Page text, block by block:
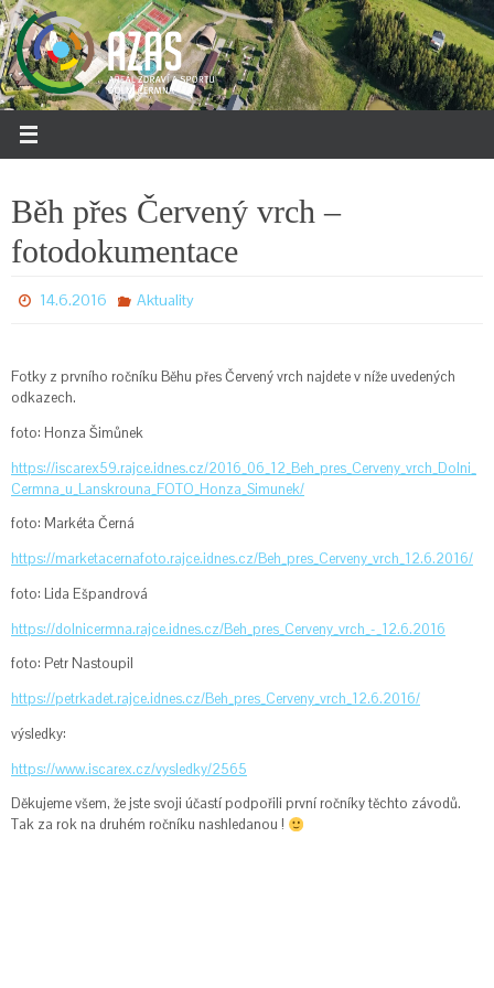
Přeskočit
na
obsah
Běh přes Červený vrch –
fotodokumentace
14.6.2016 Aktuality
Fotky z prvního ročníku Běhu přes Červený vrch najdete v níže uvedených
odkazech.
foto: Honza Šimůnek
https://iscarex59.rajce.idnes.cz/2016_06_12_Beh_pres_Cerveny_vrch_Dolni_
Cermna_u_Lanskrouna_FOTO_Honza_Simunek/
foto: Markéta Černá
https://marketacernafoto.rajce.idnes.cz/Beh_pres_Cerveny_vrch_12.6.2016/
foto: Lida Ešpandrová
https://dolnicermna.rajce.idnes.cz/Beh_pres_Cerveny_vrch_-_12.6.2016
foto: Petr Nastoupil
https://petrkadet.rajce.idnes.cz/Beh_pres_Cerveny_vrch_12.6.2016/
výsledky:
https://www.iscarex.cz/vysledky/2565
Děkujeme všem, že jste svoji účastí podpořili první ročníky těchto závodů.
Tak za rok na druhém ročníku nashledanou !